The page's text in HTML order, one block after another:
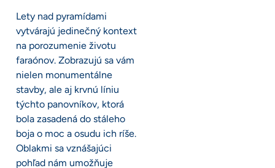
Lety nad pyramídami
vytvárajú jedinečný kontext
na porozumenie životu
faraónov. Zobrazujú sa vám
nielen monumentálne
stavby, ale aj krvnú líniu
týchto panovníkov, ktorá
bola zasadená do stáleho
boja o moc a osudu ich ríše.
Oblakmi sa vznášajúci
pohľad nám umožňuje